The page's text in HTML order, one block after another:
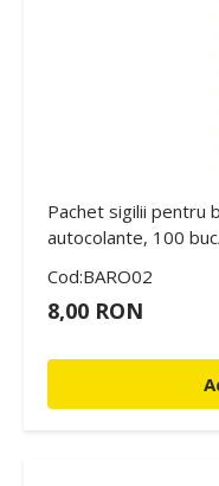
Pachet sigilii pentru
autocolante, 100
Cod:BARO02
8,00 RON